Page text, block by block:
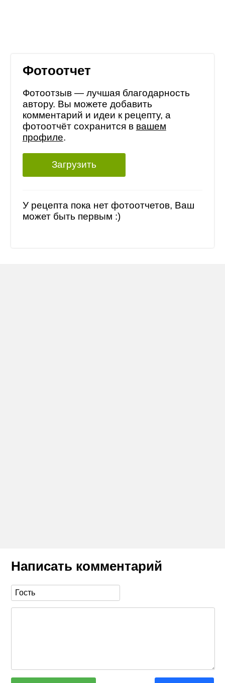
Фотоотчет
Фотоотзыв — лучшая благодарность
автору. Вы можете добавить
комментарий и идеи к рецепту, а
фотоотчёт сохранится в вашем
профиле.
Загрузить
У рецепта пока нет фотоотчетов, Ваш
может быть первым :)
Написать комментарий